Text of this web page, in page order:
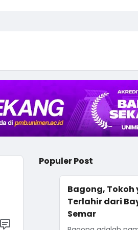
Populer Post
Bagong, Tokoh
Terlahir dari
Semar